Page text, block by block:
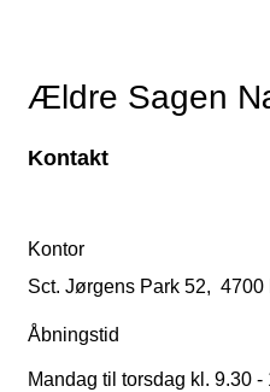
Ældre Sagen
Kontakt
Kontor
Sct. Jørgens Park 52,
Åbningstid
Mandag til torsdag kl. 9.30